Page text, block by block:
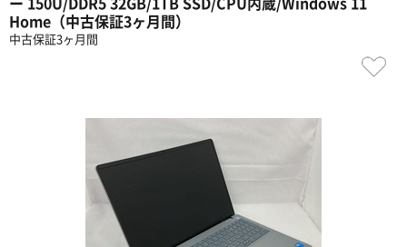
Home（中古保証3ヶ月間）
中古保証3ヶ月間